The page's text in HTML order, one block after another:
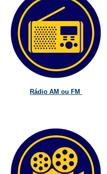
Rádio AM ou FM